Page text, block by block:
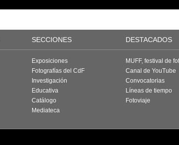
SECCIONES DESTACADOS
Exposiciones
Fotografías del CdF
Investigación
Educativa
Catálogo
Mediateca
MUFF, festival de
Canal de YouTube
Convocatorias
Líneas de tiempo
Fotoviaje